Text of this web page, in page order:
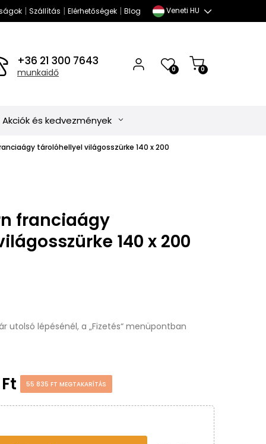
| Szállítás | Elérhetőségek| Blog Veneti HU
+36 21 300 7643
munkaidő 0 0
Akciók és kedvezmények
tárolóhellyel világosszürke 140 x 200
franciaágy
140 x 200
utolsó lépésénél, a „Fizetés“ menüpontban
55 835 FT MEGTAKARÍTÁS